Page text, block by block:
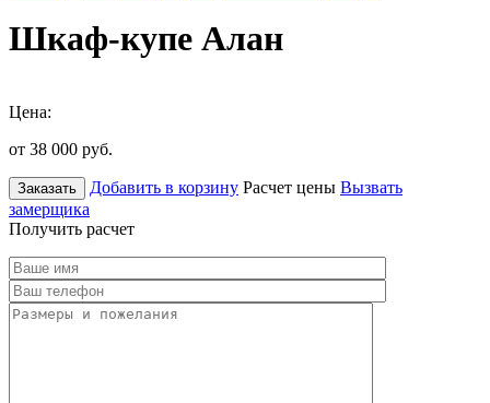
Шкаф-купе Алан
Цена:
от 38 000 руб.
Заказать Добавить в корзину Расчет цены Вызвать
замерщика
Получить расчет